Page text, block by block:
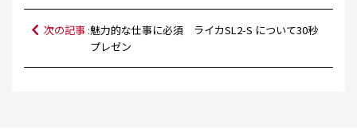
次の記事 :魅力的な仕事に必須 ライカSL2-S について30秒
プレゼン